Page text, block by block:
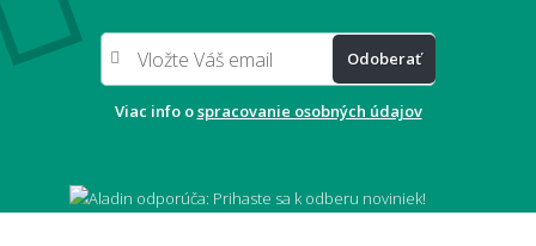
Odoberať
Viac info ospracovanie osobných údajov